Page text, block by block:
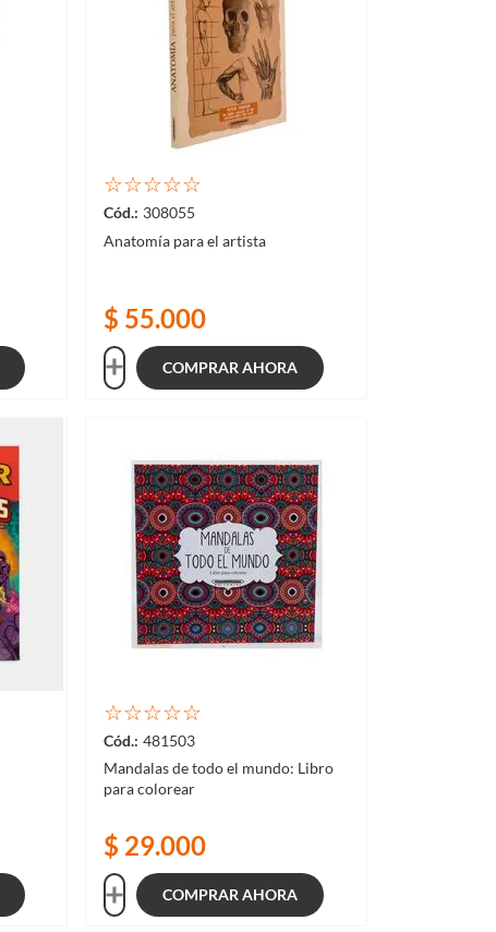
☆☆☆☆☆
308055
Anatomía para el artista
$ 55.000
COMPRAR AHORA
☆☆☆☆☆
481503
Mandalas de todo el mundo: Libro
para colorear
$ 29.000
COMPRAR AHORA